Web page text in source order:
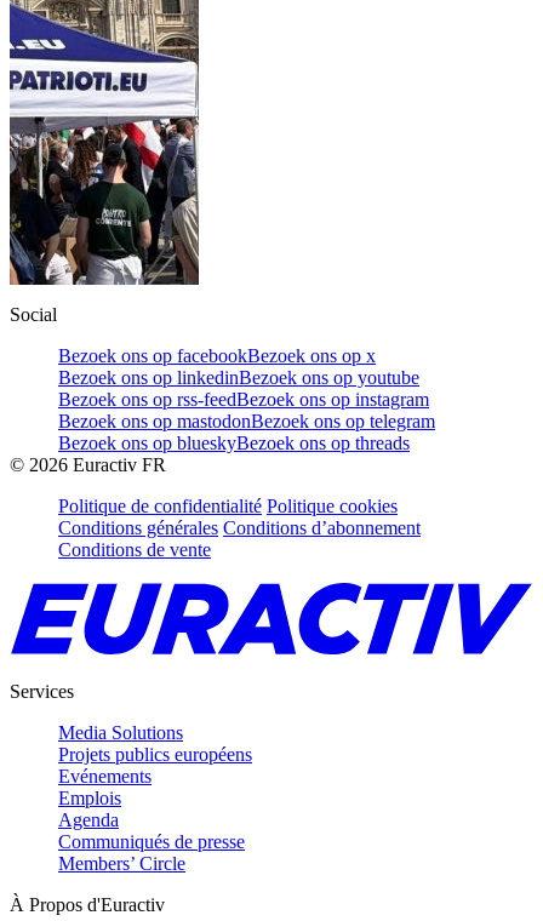
Social
Bezoek ons op facebookBezoek ons op x
Bezoek ons op linkedinBezoek ons op youtube
Bezoek ons op rss-feedBezoek ons op instagram
Bezoek ons op mastodonBezoek ons op telegram
Bezoek ons op blueskyBezoek ons op threads
© 2026 Euractiv FR
Politique de confidentialité Politique cookies
Conditions générales Conditions d’abonnement
Conditions de vente
Services
Media Solutions
Projets publics européens
Evénements
Emplois
Agenda
Communiqués de presse
Members’ Circle
À Propos d'Euractiv